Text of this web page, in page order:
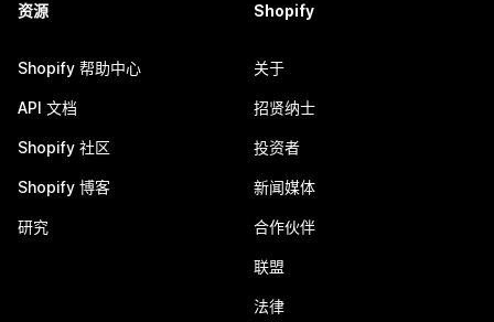
资源
Shopify 帮助中心
API 文档
Shopify 社区
Shopify 博客
研究
Shopify
关于
招贤纳士
投资者
新闻媒体
合作伙伴
联盟
法律